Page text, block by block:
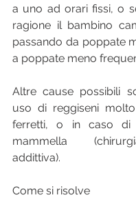
a uno ad orari fissi, o
ragione il bambino
passando da poppate
a poppate meno
Altre cause possibili
uso di reggiseni
ferretti, o in caso di
mammella
addittiva).
Come si risolve